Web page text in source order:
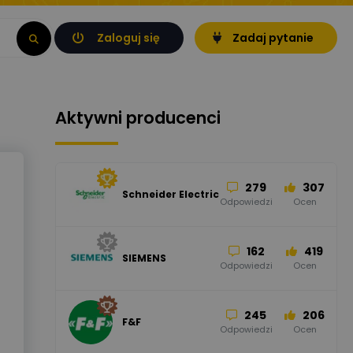
Zaloguj się Zadaj pytanie
Aktywni producenci
Schneider Electric 279
Odpowiedzi
307
Ocen
SIEMENS 162
Odpowiedzi
419
Ocen
F&F 245
Odpowiedzi
206
Ocen